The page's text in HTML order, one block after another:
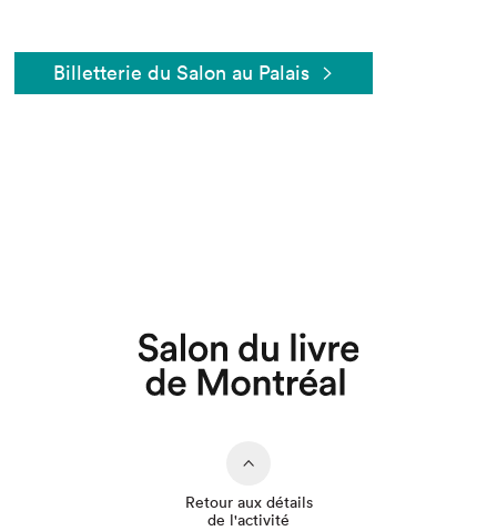
Billetterie du Salon au Palais
Retour aux détails
de l'activité